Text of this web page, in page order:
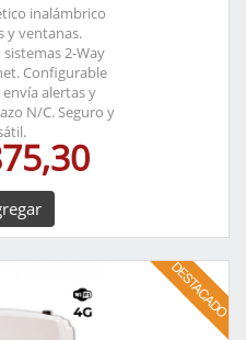
inalámbrico
y ventanas.
2-Way
Configurable
alertas y
N/C. Seguro y